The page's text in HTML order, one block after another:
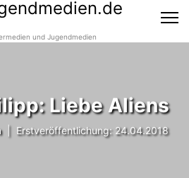
und Jugendmedien
Liebe Aliens
| Erstveröffentlichung: 24.04.2018